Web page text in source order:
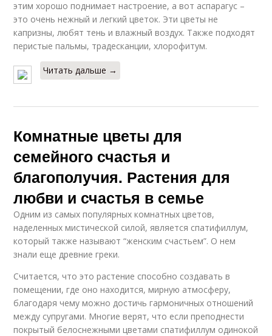
этим хорошо поднимает настроение, а вот аспарагус –
это очень нежный и легкий цветок. Эти цветы не
капризны, любят тень и влажный воздух. Также подходят
перистые пальмы, традесканции, хлорофитум.
Читать дальше →
Комнатные цветы для
семейного счастья и
благополучия. Растения для
любви и счастья в семье
Одним из самых популярных комнатных цветов,
наделенных мистической силой, является спатифиллум,
который также называют “женским счастьем”. О нем
знали еще древние греки.
Считается, что это растение способно создавать в
помещении, где оно находится, мирную атмосферу,
благодаря чему можно достичь гармоничных отношений
между супругами. Многие верят, что если преподнести
покрытый белоснежными цветами спатифиллум одинокой